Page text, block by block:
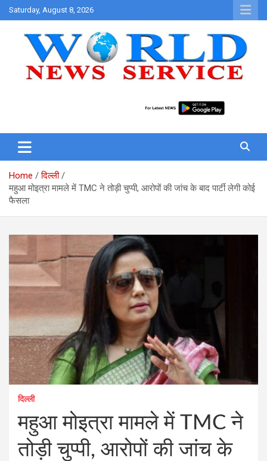
Skip
to
Saturday, August 8, 2026
Home
दिल्ली
महुआ मोइत्रा मामले में TMC ने तोड़ी चुप्पी, आरोपों की जांच के बाद पार्टी लेगी कोई
फैसला
दिल्ली
महुआ मोइत्रा मामले में TMC ने
तोड़ी चुप्पी, आरोपों की जांच के